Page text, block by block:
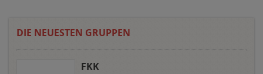
DIE NEUESTEN GRUPPEN
FKK